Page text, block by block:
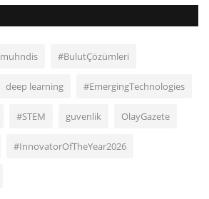
muhndis #BulutÇözümleri
deep learning #EmergingTechnologies
#STEM guvenlik OlayGazete
#InnovatorOfTheYear2026